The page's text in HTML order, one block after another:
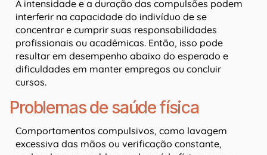
A intensidade e a duração das compulsões podem
interferir na capacidade do indivíduo de se
concentrar e cumprir suas responsabilidades
profissionais ou acadêmicas. Então, isso pode
resultar em desempenho abaixo do esperado e
dificuldades em manter empregos ou concluir
cursos.
Problemas de saúde física
Comportamentos compulsivos, como lavagem
excessiva das mãos ou verificação constante,